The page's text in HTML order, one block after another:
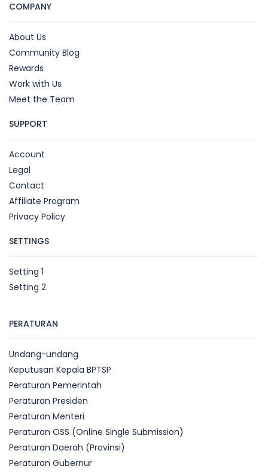
COMPANY
About Us
Community Blog
Rewards
Work with Us
Meet the Team
SUPPORT
Account
Legal
Contact
Affiliate Program
Privacy Policy
SETTINGS
Setting 1
Setting 2
PERATURAN
Undang-undang
Keputusan Kepala BPTSP
Peraturan Pemerintah
Peraturan Presiden
Peraturan Menteri
Peraturan OSS (Online Single Submission)
Peraturan Daerah (Provinsi)
Peraturan Gubernur